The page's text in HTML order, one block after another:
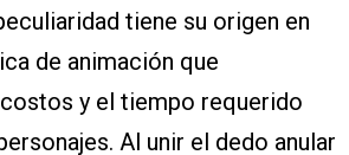
tiene su origen en
de animación que
y el tiempo requerido
Al unir el dedo anular